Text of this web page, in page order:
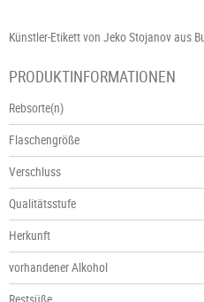
Künstler-Etikett von Jeko Stojanov aus
PRODUKTINFORMATIONEN
Rebsorte(n)
Flaschengröße
Verschluss
Qualitätsstufe
Herkunft
vorhandener Alkohol